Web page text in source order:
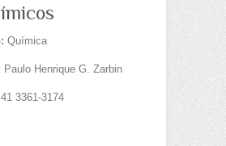
Química
Paulo Henrique G. Zarbin
3361-3174